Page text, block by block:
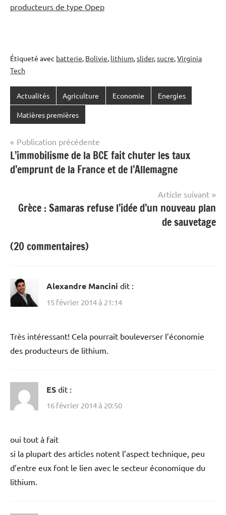
producteurs de type Opep
Étiqueté avec batterie Bolivie lithium slider, sucre Virginia
Tech
Actualités Agriculture Economie Energies
Matières premières
Navigation
de
l’article
Publication précédente
L’immobilisme de la BCE fait chuter les taux
d’emprunt de la France et de l’Allemagne
Article suivant
Grèce : Samaras refuse l’idée d’un nouveau plan
de sauvetage
(20 commentaires)
Alexandre Mancini dit :
15 février 2014 à 21:14
Très intéressant! Cela pourrait bouleverser l’économie
des producteurs de lithium.
ES dit :
16 février 2014 à 20:50
oui tout à fait
si la plupart des articles notent l’aspect technique, peu
d’entre eux font le lien avec le secteur économique du
lithium.